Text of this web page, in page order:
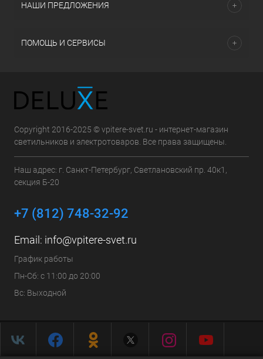
НАШИ ПРЕДЛОЖЕНИЯ
ПОМОЩЬ И СЕРВИСЫ
Copyright 2016-2025 © vpitere-svet.ru - интернет-магазин
светильников и электротоваров. Все права защищены.
Наш адрес: г. Санкт-Петербург, Светлановский пр. 40к1,
секция Б-20
+7 (812) 748-32-92
Email: info@vpitere-svet.ru
График работы
Пн-Сб: с 11:00 до 20:00
Вс: Выходной